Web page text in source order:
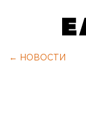
← НОВОСТИ